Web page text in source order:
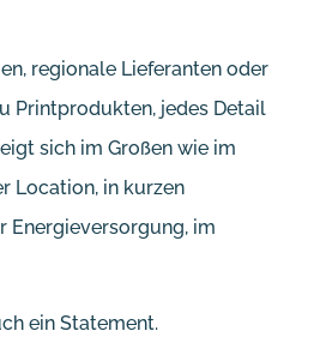
regionale Lieferanten oder
Printprodukten, jedes Detail
sich im Großen wie im
Location, in kurzen
Energieversorgung, im
ein Statement.